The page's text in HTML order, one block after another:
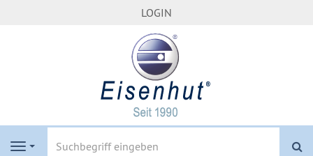
LOGIN
Navigation